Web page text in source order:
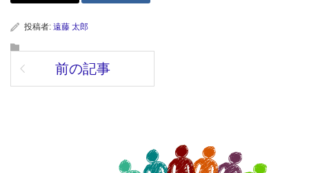
投稿者: 遠藤 太郎
前の記事